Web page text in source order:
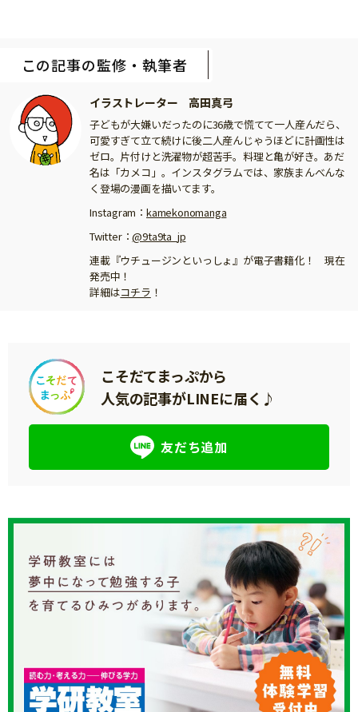
この記事の監修・執筆者
イラストレーター 高田真弓
子どもが大嫌いだったのに36歳で慌てて一人産んだら、
可愛すぎて立て続けに後二人産んじゃうほどに計画性は
ゼロ。片付けと洗濯物が超苦手。料理と亀が好き。あだ
名は「カメコ」。インスタグラムでは、家族まんべんな
く登場の漫画を描いてます。
Instagram： kamekonomanga
Twitter：@9ta9ta_jp
連載『ウチュージンといっしょ』が電子書籍化！ 現在
発売中！
詳細はコチラ ！
こそだてまっぷから
人気の記事がLINEに届く♪
友だち追加